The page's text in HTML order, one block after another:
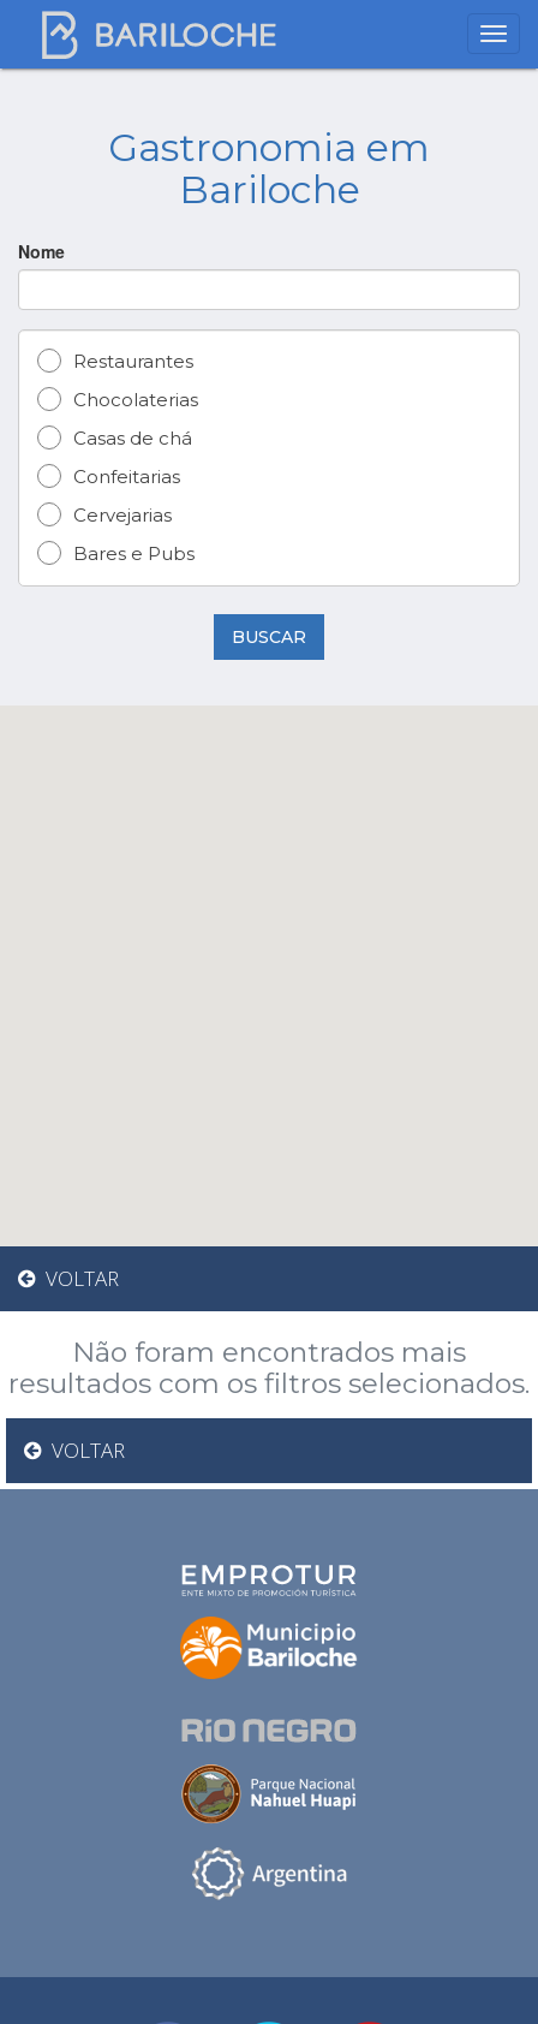
Gastronomia em
Bariloche
Nome
Restaurantes
Chocolaterias
Casas de chá
Confeitarias
Cervejarias
Bares e Pubs
BUSCAR
VOLTAR
Não foram encontrados mais
resultados com os filtros selecionados.
VOLTAR